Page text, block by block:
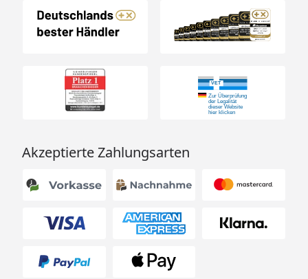
Akzeptierte Zahlungsarten